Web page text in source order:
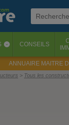
‹ CONSEILS
ANNUAIRE MAITRE
Tous les